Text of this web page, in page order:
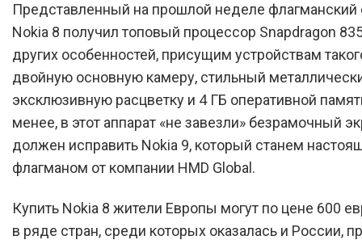
Nokia 8 официально
России даже дешевле,
Европе
Представленный на прошлой неделе флагманский
Nokia 8 получил топовый процессор Snapdragon
других особенностей, присущим устройствам
двойную основную камеру, стильный
эксклюзивную расцветку и 4 ГБ оперативной
менее, в этот аппарат «не завезли» безрамочный
должен исправить Nokia 9, который станем
флагманом от компании HMD Global.
Купить Nokia 8 жители Европы могут по цене 600
в ряде стран, среди которых оказалась и России,